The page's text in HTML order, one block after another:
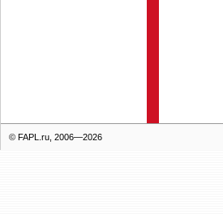
© FAPL.ru, 2006—2026